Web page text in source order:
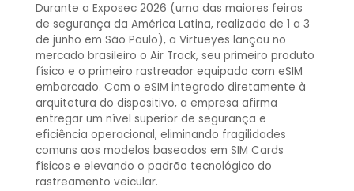
Durante a Exposec 2026 (uma das maiores feiras
de segurança da América Latina, realizada de 1 a 3
de junho em São Paulo), a Virtueyes lançou no
mercado brasileiro o Air Track, seu primeiro produto
físico e o primeiro rastreador equipado com eSIM
embarcado. Com o eSIM integrado diretamente à
arquitetura do dispositivo, a empresa afirma
entregar um nível superior de segurança e
eficiência operacional, eliminando fragilidades
comuns aos modelos baseados em SIM Cards
físicos e elevando o padrão tecnológico do
rastreamento veicular.